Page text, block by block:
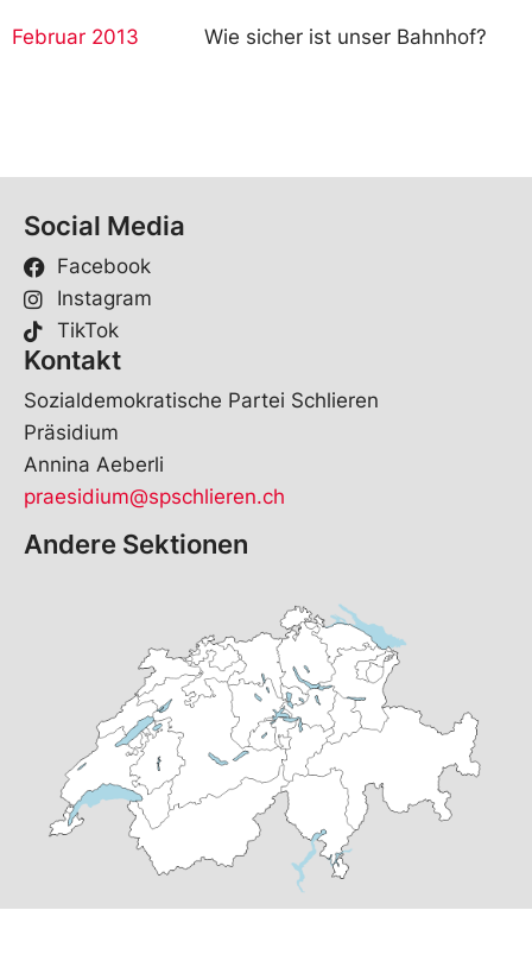
Februar 2013 Wie sicher ist unser Bahnhof?
Social Media
Facebook
Instagram
TikTok
Kontakt
Sozialdemokratische Partei Schlieren
Präsidium
Annina Aeberli
praesidium@spschlieren.ch
Andere Sektionen